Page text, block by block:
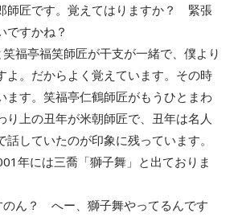
師匠です。覚えてはりますか？ 緊張
ですかね？
福亭福笑師匠が干支が一緒で、僕より
よ。だからよく覚えています。その時
ます。笑福亭仁鶴師匠がもうひとまわ
り上の丑年が米朝師匠で、丑年は名人
していたのが印象に残っています。
年には三喬「獅子舞」と出ておりま
ん？ へー、獅子舞やってるんです